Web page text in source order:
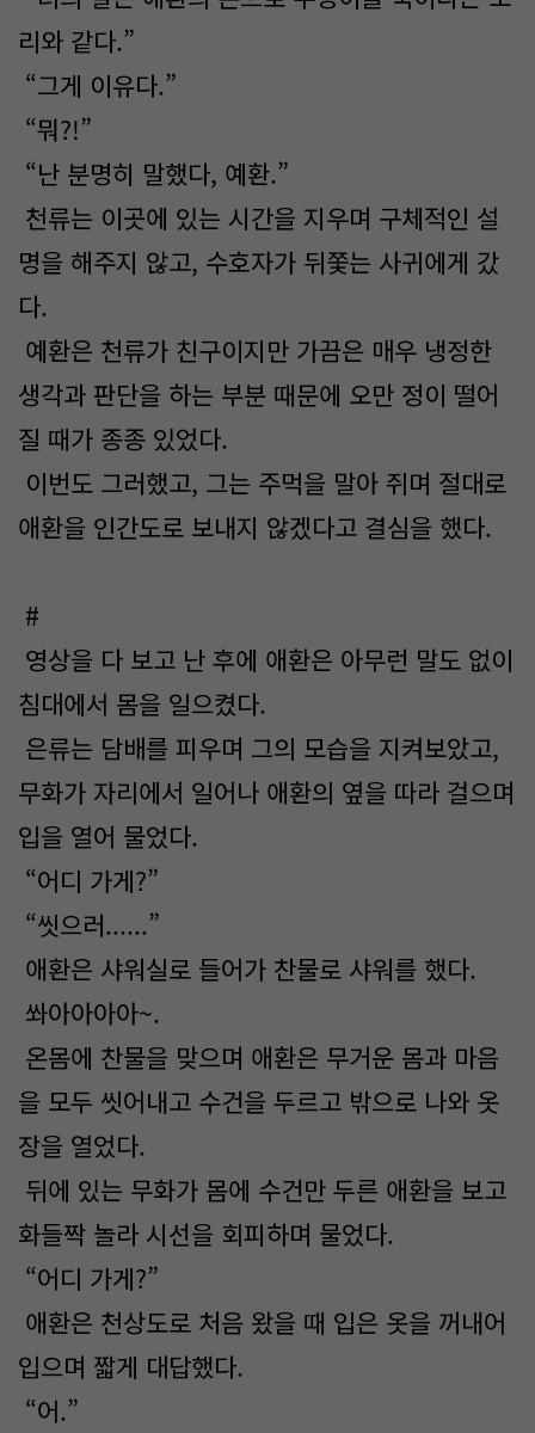
리와 같다.”
“그게 이유다.”
“뭐?!”
“난 분명히 말했다, 예환.”
천류는 이곳에 있는 시간을 지우며 구체적인 설
명을 해주지 않고, 수호자가 뒤쫓는 사귀에게 갔
다.
예환은 천류가 친구이지만 가끔은 매우 냉정한
생각과 판단을 하는 부분 때문에 오만 정이 떨어
질 때가 종종 있었다.
이번도 그러했고, 그는 주먹을 말아 쥐며 절대로
애환을 인간도로 보내지 않겠다고 결심을 했다.
#
영상을 다 보고 난 후에 애환은 아무런 말도 없이
침대에서 몸을 일으켰다.
은류는 담배를 피우며 그의 모습을 지켜보았고,
무화가 자리에서 일어나 애환의 옆을 따라 걸으며
입을 열어 물었다.
“어디 가게?”
“씻으러......”
애환은 샤워실로 들어가 찬물로 샤워를 했다.
쏴아아아아~.
온몸에 찬물을 맞으며 애환은 무거운 몸과 마음
을 모두 씻어내고 수건을 두르고 밖으로 나와 옷
장을 열었다.
뒤에 있는 무화가 몸에 수건만 두른 애환을 보고
화들짝 놀라 시선을 회피하며 물었다.
“어디 가게?”
애환은 천상도로 처음 왔을 때 입은 옷을 꺼내어
입으며 짧게 대답했다.
“어.”